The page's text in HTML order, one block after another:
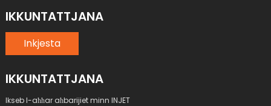
IKKUNTATTJANA
Inkjesta
IKKUNTATTJANA
Ikseb l-aħħar aħbarijiet minn INJET